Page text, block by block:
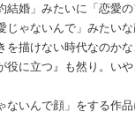
結婚」みたいに「恋愛
じゃないんで」みたい
を描けない時代なのか
役に立つ』も然り。い
ないんで顔」をする作